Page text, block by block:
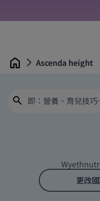
Home Ascenda height
更改